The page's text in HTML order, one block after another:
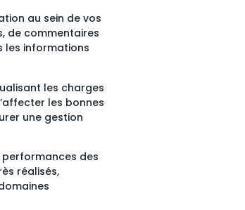
au sein de vos
de commentaires
les informations
les charges
les bonnes
une gestion
des
réalisés,